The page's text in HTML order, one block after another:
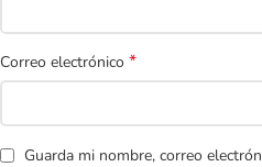
Correo electrónico *
Guarda mi nombre, correo